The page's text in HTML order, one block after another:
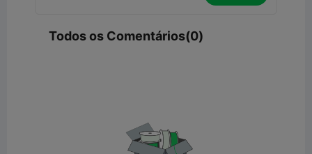
Todos os Comentários(0)